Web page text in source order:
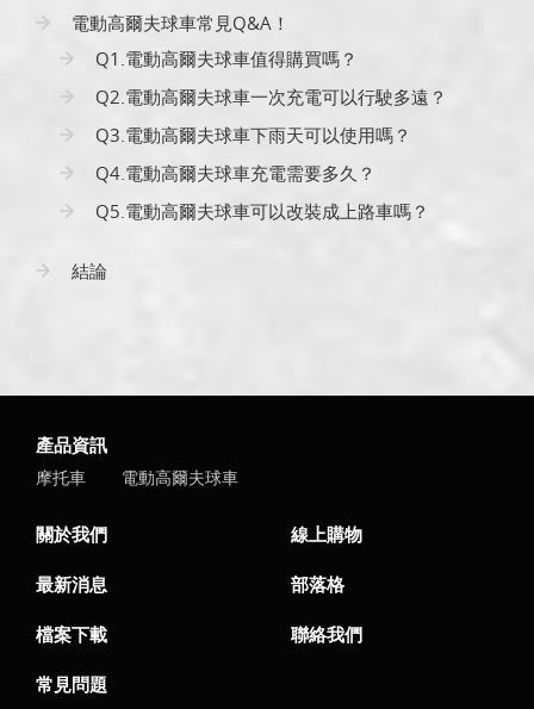
電動高爾夫球車常見Q&A！
Q1.電動高爾夫球車值得購買嗎？
Q2.電動高爾夫球車一次充電可以行駛多遠？
Q3.電動高爾夫球車下雨天可以使用嗎？
Q4.電動高爾夫球車充電需要多久？
Q5.電動高爾夫球車可以改裝成上路車嗎？
結論
產品資訊
摩托車 電動高爾夫球車
關於我們 線上購物
最新消息 部落格
檔案下載 聯絡我們
常見問題